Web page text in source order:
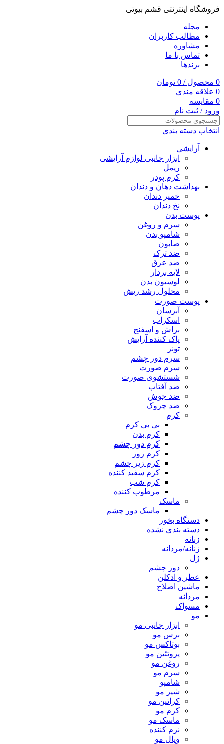
فروشگاه اینترنتی قشم بیوتی
مجله
مطالب کاربران
مشاوره
تماس با ما
برندها
0 محصول /
0 تومان
0 علاقه مندی
0 مقایسه
ورود / ثبت نام
انتخاب دسته بندی
آرایشی
ابزار جانبی لوازم آرایشی
ریمل
کرم پودر
بهداشت دهان و دندان
خمیر دندان
نخ دندان
پوست بدن
سرم و روغن
شامپو بدن
صابون
ضد ترک
ضد عرق
لایه بردار
لوسیون بدن
محلول رشد ریش
پوست صورت
آبرسان
اسکراب
براش و اسفنج
پاک کننده آرایش
تونر
سرم دور چشم
سرم صورت
شستشوی صورت
ضد آفتاب
ضد جوش
ضد چروک
کرم
بی بی کرم
کرم بدن
کرم دور چشم
کرم روز
کرم زیر چشم
کرم سفید کننده
کرم شب
مرطوب کننده
ماسک
ماسک دور چشم
دستگاه بخور
دسته بندی نشده
زنانه
زنانه/مردانه
ژل
دور چشم
عطر و ادکلن
ماشین اصلاح
مردانه
مسواک
مو
ابزار جانبی مو
برس مو
بوتاکس مو
پروتئین مو
روغن مو
سرم مو
شامپو
شیر مو
کراتین مو
کرم مو
ماسک مو
نرم کننده
ویال مو